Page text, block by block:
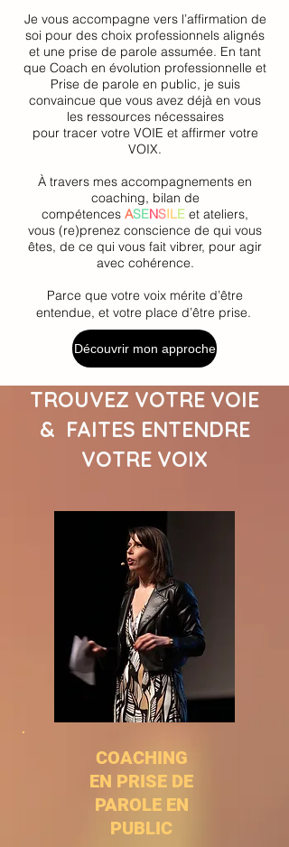
Je vous accompagne vers l’affirmation de
soi pour des choix professionnels alignés
et une prise de parole assumée. En tant
que Coach en évolution professionnelle et
Prise de parole en public, je suis
convaincue que vous avez déjà en vous
les ressources nécessaires
pour tracer votre VOIE et affirmer votre
VOIX.
À travers mes accompagnements en
coaching, bilan de
compétences ASENSILE et ateliers,
vous (re)prenez conscience de qui vous
êtes, de ce qui vous fait vibrer, pour agir
avec cohérence.
Parce que votre voix mérite d’être
entendue, et votre place d’être prise.
Découvrir mon approche
TROUVEZ VOTRE VOIE
& FAITES ENTENDRE
VOTRE VOIX
COACHING
EN PRISE DE
PAROLE EN
PUBLIC